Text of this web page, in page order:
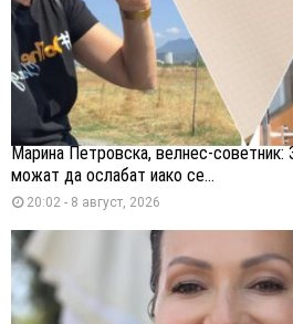
Марина Петровска, велнес-
можат да ослабат иако се...
20:02 - 8 август, 2026